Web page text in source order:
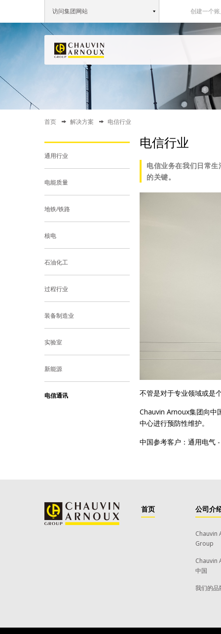
访问集团网站 创建一个
首页 解决方案 电信行业
通用行业
电能质量
地铁/铁路
核电
石油化工
过程行业
装备制造业
实验室
新能源
电信通讯
电信行业
电信业务在我们日常
的关键。
不管是对于专业领域或是
Chauvin Arnoux集团向中
中心进行预防性维护。
中国参考客户：通用电气
首页 公司介
Chauvin
Group
Chauvin
中国
我们的品